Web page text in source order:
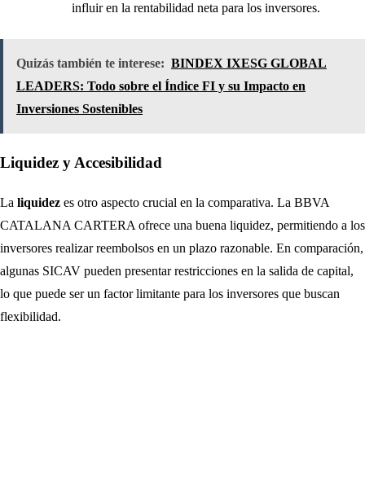
influir en la rentabilidad neta para los inversores.
Quizás también te interese: BINDEX IXESG GLOBAL
LEADERS: Todo sobre el Índice FI y su Impacto en
Inversiones Sostenibles
Liquidez y Accesibilidad
La liquidez es otro aspecto crucial en la comparativa. La BBVA
CATALANA CARTERA ofrece una buena liquidez, permitiendo a los
inversores realizar reembolsos en un plazo razonable. En comparación,
algunas SICAV pueden presentar restricciones en la salida de capital,
lo que puede ser un factor limitante para los inversores que buscan
flexibilidad.